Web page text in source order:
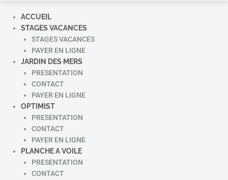
ACCUEIL
STAGES VACANCES
STAGES VACANCES
PAYER EN LIGNE
JARDIN DES MERS
PRESENTATION
CONTACT
PAYER EN LIGNE
OPTIMIST
PRESENTATION
CONTACT
PAYER EN LIGNE
PLANCHE A VOILE
PRESENTATION
CONTACT